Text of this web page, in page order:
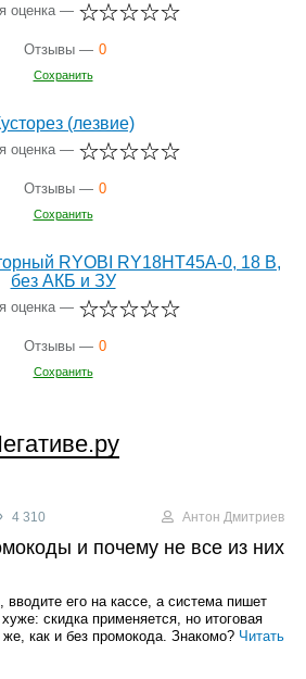
оценка —
Отзывы — 0
Сохранить
(лезвие)
оценка —
Отзывы — 0
Сохранить
RYOBI RY18HT45A-0, 18 В,
без АКБ и ЗУ
оценка —
Отзывы — 0
Сохранить
4 310 Антон Дмитриев
и почему не все из них
его на кассе, а система пишет
скидка применяется, но итоговая
же, как и без промокода. Знакомо? Читать